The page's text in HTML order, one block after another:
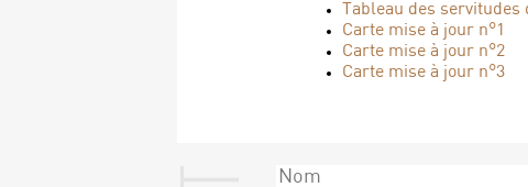
Tableau des
Carte mise à jour n°1
Carte mise à jour n°2
Carte mise à jour n°3